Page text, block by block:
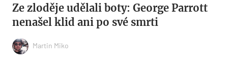
Ze zloděje udělali boty: George Parrott
nenašel klid ani po své smrti
Martin Miko